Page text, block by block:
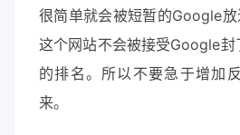
很简单就会被短暂的Google放
这个网站不会被接受Google
的排名。所以不要急于增加
来。